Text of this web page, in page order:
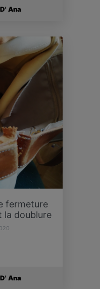
Ana
fermeture
la doublure
Ana